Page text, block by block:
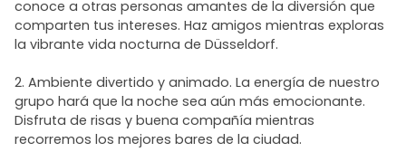
conoce a otras personas amantes de la diversión que
comparten tus intereses. Haz amigos mientras exploras
la vibrante vida nocturna de Düsseldorf.
2. Ambiente divertido y animado. La energía de nuestro
grupo hará que la noche sea aún más emocionante.
Disfruta de risas y buena compañía mientras
recorremos los mejores bares de la ciudad.